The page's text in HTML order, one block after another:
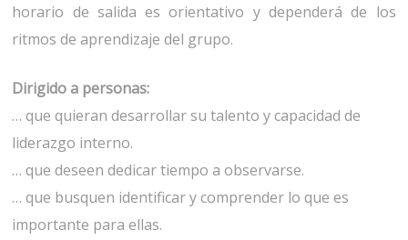
horario de salida es orientativo y dependerá de los
ritmos de aprendizaje del grupo.
Dirigido a personas:
… que quieran desarrollar su talento y capacidad de
liderazgo interno.
… que deseen dedicar tiempo a observarse.
… que busquen identificar y comprender lo que es
importante para ellas.